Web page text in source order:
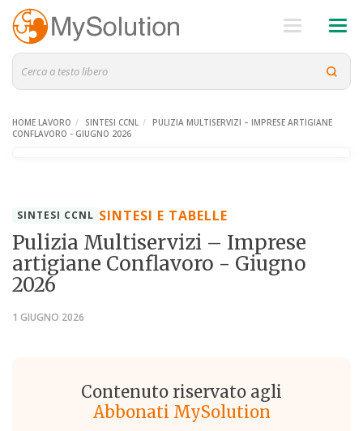
HOME LAVORO SINTESI CCNL
PULIZIA MULTISERVIZI – IMPRESE ARTIGIANE
CONFLAVORO - GIUGNO 2026
SINTESI CCNL SINTESI E TABELLE
Pulizia Multiservizi – Imprese
artigiane Conflavoro - Giugno
2026
1 GIUGNO 2026
Contenuto riservato agli
Abbonati MySolution